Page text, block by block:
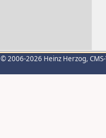
© 2006-2026 Heinz Herzog,